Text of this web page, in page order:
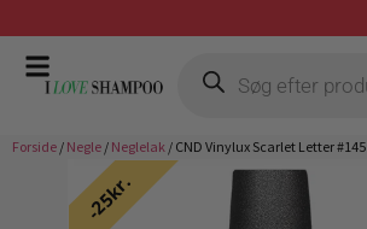
Prismatch mod billigste forhandler
Forside / Negle / Neglelak / CND Vinylux Scarlet Letter #145
25kr.